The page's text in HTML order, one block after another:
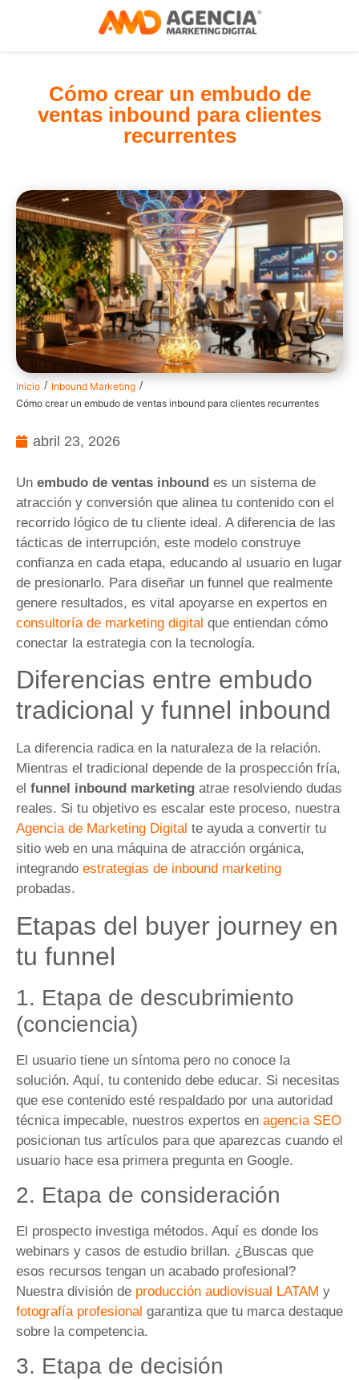
Cómo crear un embudo de
ventas inbound para clientes
recurrentes
Inicio / Inbound Marketing /
Cómo crear un embudo de ventas inbound para clientes recurrentes
abril 23, 2026
Un embudo de ventas inbound es un sistema de
atracción y conversión que alinea tu contenido con el
recorrido lógico de tu cliente ideal. A diferencia de las
tácticas de interrupción, este modelo construye
confianza en cada etapa, educando al usuario en lugar
de presionarlo. Para diseñar un funnel que realmente
genere resultados, es vital apoyarse en expertos en
consultoría de marketing digital que entiendan cómo
conectar la estrategia con la tecnología.
Diferencias entre embudo
tradicional y funnel inbound
La diferencia radica en la naturaleza de la relación.
Mientras el tradicional depende de la prospección fría,
el funnel inbound marketing atrae resolviendo dudas
reales. Si tu objetivo es escalar este proceso, nuestra
Agencia de Marketing Digital te ayuda a convertir tu
sitio web en una máquina de atracción orgánica,
integrando estrategias de inbound marketing
probadas.
Etapas del buyer journey en
tu funnel
1. Etapa de descubrimiento
(conciencia)
El usuario tiene un síntoma pero no conoce la
solución. Aquí, tu contenido debe educar. Si necesitas
que ese contenido esté respaldado por una autoridad
técnica impecable, nuestros expertos en agencia SEO
posicionan tus artículos para que aparezcas cuando el
usuario hace esa primera pregunta en Google.
2. Etapa de consideración
El prospecto investiga métodos. Aquí es donde los
webinars y casos de estudio brillan. ¿Buscas que
esos recursos tengan un acabado profesional?
Nuestra división de producción audiovisual LATAM y
fotografía profesional garantiza que tu marca destaque
sobre la competencia.
3. Etapa de decisión